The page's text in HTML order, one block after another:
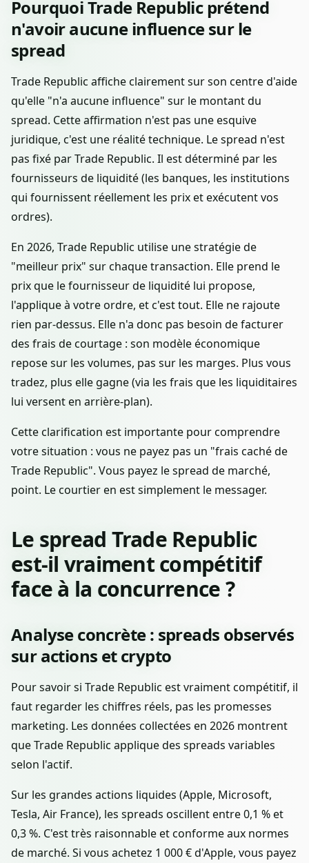
Pourquoi Trade Republic prétend
n'avoir aucune influence sur le
spread
Trade Republic affiche clairement sur son centre d'aide
qu'elle "n'a aucune influence" sur le montant du
spread. Cette affirmation n'est pas une esquive
juridique, c'est une réalité technique. Le spread n'est
pas fixé par Trade Republic. Il est déterminé par les
fournisseurs de liquidité (les banques, les institutions
qui fournissent réellement les prix et exécutent vos
ordres).
En 2026, Trade Republic utilise une stratégie de
"meilleur prix" sur chaque transaction. Elle prend le
prix que le fournisseur de liquidité lui propose,
l'applique à votre ordre, et c'est tout. Elle ne rajoute
rien par-dessus. Elle n'a donc pas besoin de facturer
des frais de courtage : son modèle économique
repose sur les volumes, pas sur les marges. Plus vous
tradez, plus elle gagne (via les frais que les liquiditaires
lui versent en arrière-plan).
Cette clarification est importante pour comprendre
votre situation : vous ne payez pas un "frais caché de
Trade Republic". Vous payez le spread de marché,
point. Le courtier en est simplement le messager.
Le spread Trade Republic
est-il vraiment compétitif
face à la concurrence ?
Analyse concrète : spreads observés
sur actions et crypto
Pour savoir si Trade Republic est vraiment compétitif, il
faut regarder les chiffres réels, pas les promesses
marketing. Les données collectées en 2026 montrent
que Trade Republic applique des spreads variables
selon l'actif.
Sur les grandes actions liquides (Apple, Microsoft,
Tesla, Air France), les spreads oscillent entre 0,1 % et
0,3 %. C'est très raisonnable et conforme aux normes
de marché. Si vous achetez 1 000 € d'Apple, vous payez